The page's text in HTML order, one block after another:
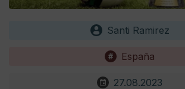
Santi Ramirez
España
27.08.2023